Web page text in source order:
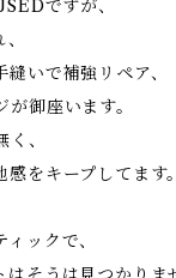
ですが、
いで補強リペア、
御座います。
、
をキープしてます。
ックで、